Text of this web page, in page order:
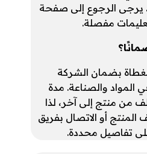
يرجى الرجوع إلى صفحة
مفصلة.
بضمان الشركة
والصناعة. مدة
من منتج إلى آخر، لذا
أو الاتصال بفريق
تفاصيل محددة.